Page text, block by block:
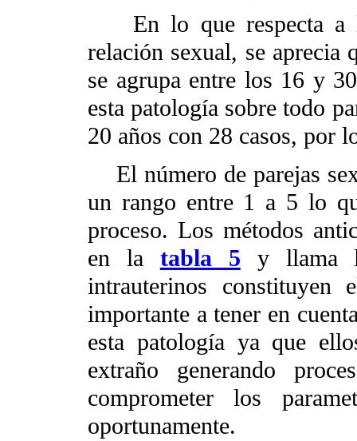
En lo que respecta a
relación sexual, se aprecia
se agrupa entre los 16 y
esta patología sobre todo
20 años con 28 casos, por
El número de parejas
un rango entre 1 a 5 lo
proceso. Los métodos
en la tabla 5 y llama
intrauterinos
importante a tener en
esta patología ya que
extraño generando
comprometer los
oportunamente.